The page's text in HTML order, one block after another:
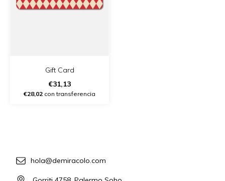
Gift Card
€31,13
€28,02 con transferencia
hola@demiracolo.com